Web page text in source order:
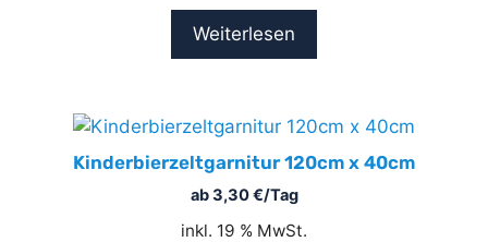
Weiterlesen
Kinderbierzeltgarnitur 120cm x 40cm
ab3,30€/Tag
inkl. 19 % MwSt.